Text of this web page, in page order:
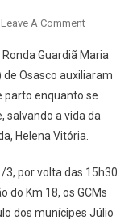
Leave A CommentOn
De
Osasco
Auxiliam
Em
Parto
Guardiã Maria
de Osasco auxiliaram
parto enquanto se
salvando a vida da
Helena Vitória.
por volta das 15h30.
do Km 18, os GCMs
dos munícipes Júlio